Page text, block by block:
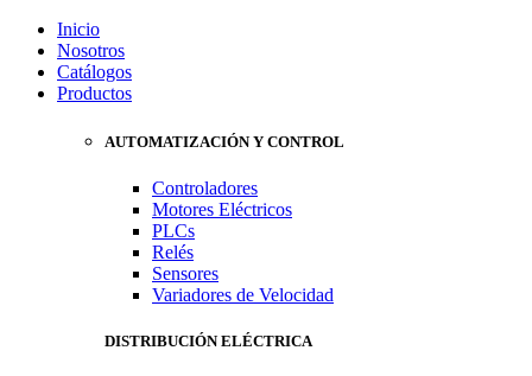
Inicio
Nosotros
Catálogos
Productos
AUTOMATIZACIÓN Y CONTROL
Controladores
Motores Eléctricos
PLCs
Relés
Sensores
Variadores de Velocidad
DISTRIBUCIÓN ELÉCTRICA